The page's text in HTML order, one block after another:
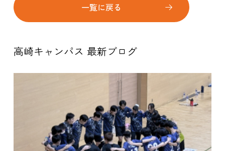
一覧に戻る
高崎キャンパス 最新ブログ